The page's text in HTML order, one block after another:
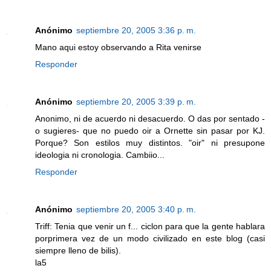
Anónimo septiembre 20, 2005 3:36 p. m.
Mano aqui estoy observando a Rita venirse
Responder
Anónimo septiembre 20, 2005 3:39 p. m.
Anonimo, ni de acuerdo ni desacuerdo. O das por sentado -
o sugieres- que no puedo oir a Ornette sin pasar por KJ.
Porque? Son estilos muy distintos. "oir" ni presupone
ideologia ni cronologia. Cambiio...
Responder
Anónimo septiembre 20, 2005 3:40 p. m.
Triff: Tenia que venir un f... ciclon para que la gente hablara
porprimera vez de un modo civilizado en este blog (casi
siempre lleno de bilis).
la5